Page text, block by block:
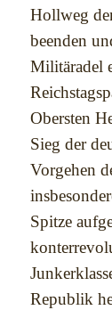
Hollweg
beenden
Militäradel
Obersten
Sieg der
Vorgehen
Spitze
Republik